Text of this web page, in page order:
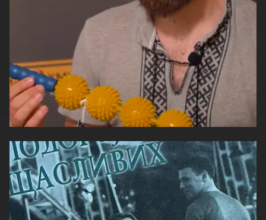
05.12.2025
Віталій Боднар
"Я передаю цей унікальний реабілітаційний
масажер як артефакт до Музею"